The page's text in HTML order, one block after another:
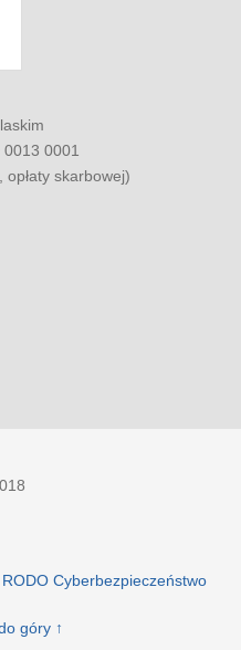
0001
opłaty skarbowej)
Cyberbezpieczeństwo
góry ↑